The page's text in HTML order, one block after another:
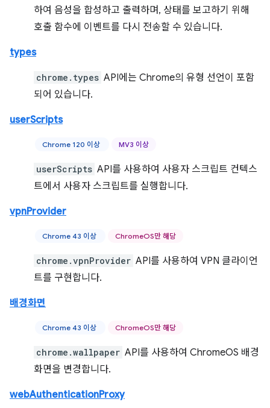
하여 음성을 합성하고 출력하며, 상태를 보고하기 위해
호출 함수에 이벤트를 다시 전송할 수 있습니다.
types
chrome.types API에는 Chrome의 유형 선언이 포함
되어 있습니다.
userScripts
Chrome 120 이상 MV3 이상
userScripts API를 사용하여 사용자 스크립트 컨텍스
트에서 사용자 스크립트를 실행합니다.
vpnProvider
Chrome 43 이상 ChromeOS만 해당
chrome.vpnProvider API를 사용하여 VPN 클라이언
트를 구현합니다.
배경화면
Chrome 43 이상 ChromeOS만 해당
chrome.wallpaper API를 사용하여 ChromeOS 배경
화면을 변경합니다.
webAuthenticationProxy